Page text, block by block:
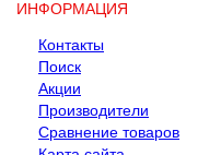
ИНФОРМАЦИЯ
Контакты
Поиск
Акции
Производители
Сравнение товаров